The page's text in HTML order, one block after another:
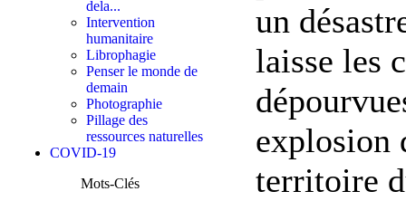
dela...
Intervention
humanitaire
Librophagie
Penser le monde de
demain
Photographie
Pillage des
ressources naturelles
COVID-19
Mots-Clés
un
laisse les
explosion
territoire